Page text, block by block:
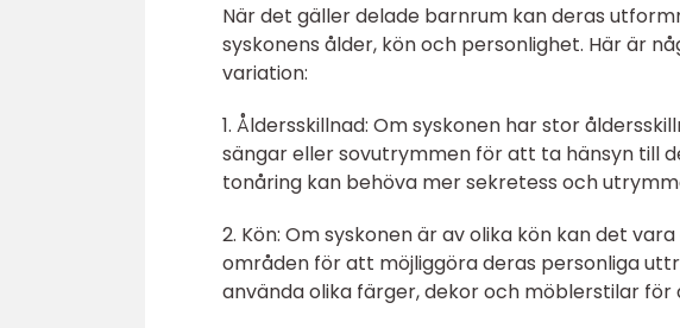
När det gäller delade barnrum kan deras
syskonens ålder, kön och personlighet. Här är
variation:
1. Åldersskillnad: Om syskonen har stor
sängar eller sovutrymmen för att ta hänsyn till
tonåring kan behöva mer sekretess och
2. Kön: Om syskonen är av olika kön kan det
områden för att möjliggöra deras personliga
använda olika färger, dekor och möblerstilar